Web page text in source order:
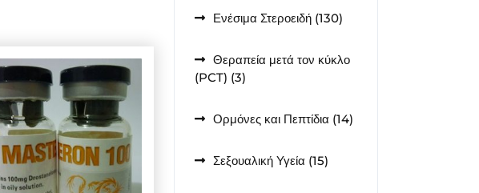
Ενέσιμα Στεροειδή 130130
Θεραπεία μετά τον κύκλο
(PCT) 33
Ορμόνες και Πεπτίδια 1414
Σεξουαλική Υγεία 1515